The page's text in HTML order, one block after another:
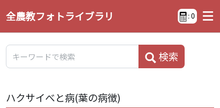
全農教フォトライブラリ : 0
検索
ハクサイべと病(葉の病徴)